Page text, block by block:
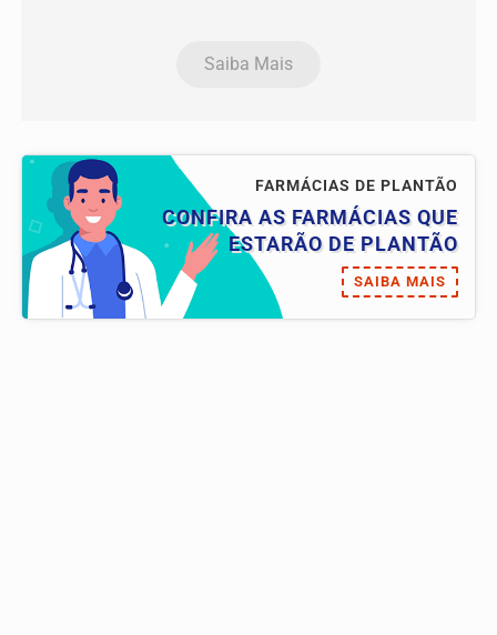
Saiba Mais
FARMÁCIAS DE PLANTÃO
CONFIRA AS FARMÁCIAS QUE
ESTARÃO DE PLANTÃO
SAIBA MAIS